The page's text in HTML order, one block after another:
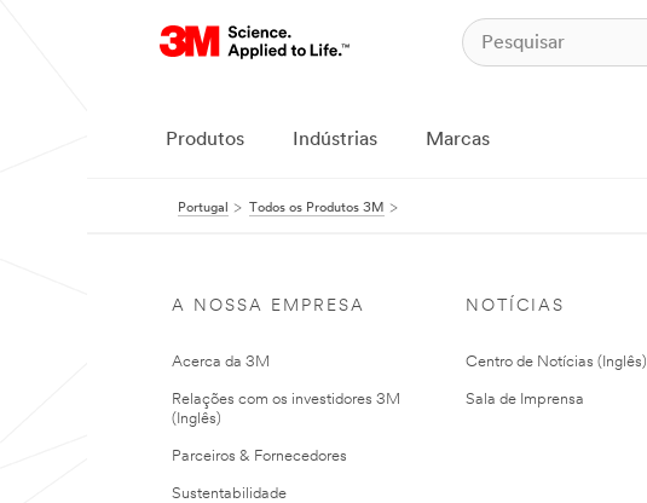
Produtos Indústrias Marcas
Portugal Todos os Produtos 3M
A NOSSA EMPRESA
Acerca da 3M
Relações com os investidores 3M
(Inglês)
Parceiros & Fornecedores
Sustentabilidade
NOTÍCIAS
Centro de Notícias (Inglês)
Sala de Imprensa